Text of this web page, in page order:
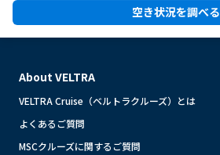
空き状況を調べる
About VELTRA
VELTRA Cruise（ベルトラクルーズ）とは
よくあるご質問
MSCクルーズに関するご質問